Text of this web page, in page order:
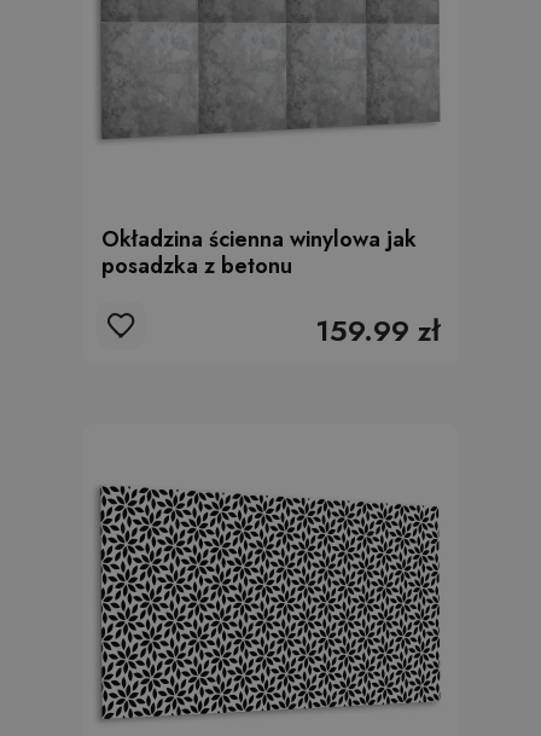
Okładzina ścienna winylowa jak
posadzka z betonu
159.99 zł